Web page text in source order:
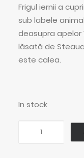
Frigul iernii a
sub labele
deasupra
lăsată de
este calea.
In stock